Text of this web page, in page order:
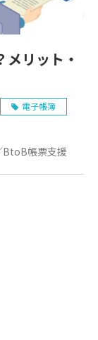
メリット・
電子帳簿
BtoB帳票支援